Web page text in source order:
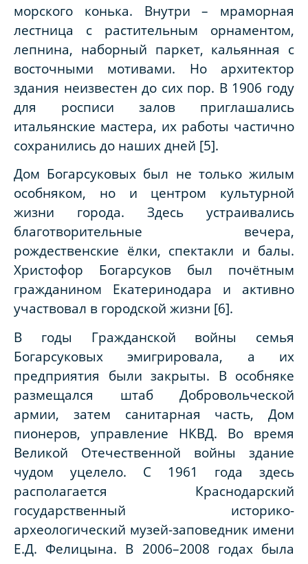
морского конька. Внутри – мраморная
лестница с растительным орнаментом,
лепнина, наборный паркет, кальянная с
восточными мотивами. Но архитектор
здания неизвестен до сих пор. В 1906 году
для росписи залов приглашались
итальянские мастера, их работы частично
сохранились до наших дней [5].
Дом Богарсуковых был не только жилым
особняком, но и центром культурной
жизни города. Здесь устраивались
благотворительные вечера,
рождественские ёлки, спектакли и балы.
Христофор Богарсуков был почётным
гражданином Екатеринодара и активно
участвовал в городской жизни [6].
В годы Гражданской войны семья
Богарсуковых эмигрировала, а их
предприятия были закрыты. В особняке
размещался штаб Добровольческой
армии, затем санитарная часть, Дом
пионеров, управление НКВД. Во время
Великой Отечественной войны здание
чудом уцелело. С 1961 года здесь
располагается Краснодарский
государственный историко-
археологический музей-заповедник имени
Е.Д. Фелицына. В 2006–2008 годах была